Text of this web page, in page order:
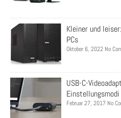
Kleiner und
PCs
Oktober 6, 2022 No
USB-C-
Februar 27, 2017 No